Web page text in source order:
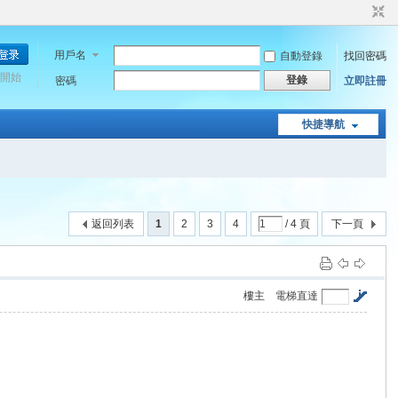
用戶名 自動登錄
找回密碼
密碼
登錄 立即註冊
始
快捷導航
1 2 3 4 / 4 頁 下一頁
返回列表
電梯直達
樓主